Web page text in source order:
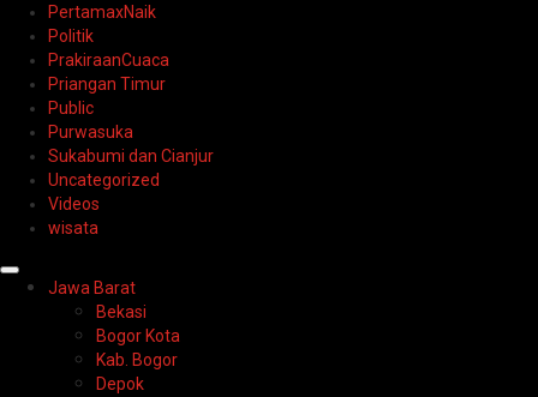
PertamaxNaik
Politik
PrakiraanCuaca
Priangan Timur
Public
Purwasuka
Sukabumi dan Cianjur
Uncategorized
Videos
wisata
PrimaryJawa Barat
Bekasi
Bogor Kota
Kab. Bogor
Depok